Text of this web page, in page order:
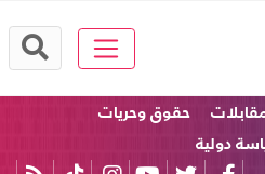
حقوق وحريات
دولية